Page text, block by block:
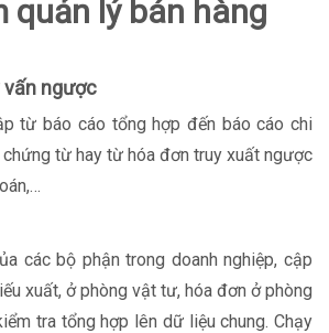
quản lý bán hàng
ngược
từ báo cáo tổng hợp đến báo cáo chi
từ hay từ hóa đơn truy xuất ngược
các bộ phận trong doanh nghiệp, cập
xuất, ở phòng vật tư, hóa đơn ở phòng
tra tổng hợp lên dữ liệu chung. Chạy